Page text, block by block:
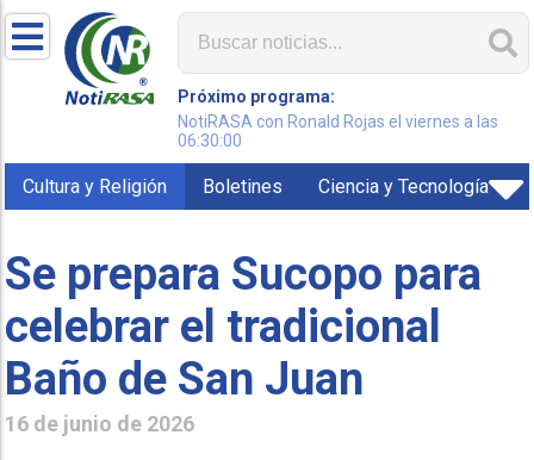
Próximo programa:
NotiRASA con Ronald Rojas el viernes a las
06:30:00
Cultura y Religión Boletines Ciencia y Tecnología
Se prepara Sucopo para
celebrar el tradicional
Baño de San Juan
16 de junio de 2026